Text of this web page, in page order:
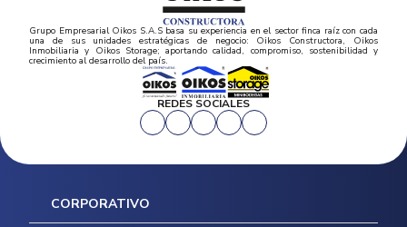
Grupo Empresarial Oikos S.A.S basa su experiencia en el sector finca raíz con cada
una de sus unidades estratégicas de negocio: Oikos Constructora, Oikos
Inmobiliaria y Oikos Storage; aportando calidad, compromiso, sostenibilidad y
crecimiento al desarrollo del país.
REDES SOCIALES
CORPORATIVO